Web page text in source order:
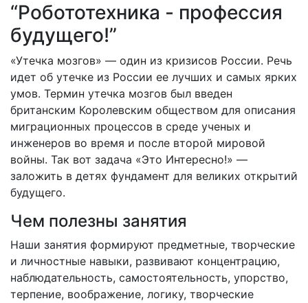
“Робототехника - профессия
будущего!”
«Утечка мозгов» — один из кризисов России. Речь
идет об утечке из России ее лучших и самых ярких
умов. Термин утечка мозгов был введен
британским Королевским обществом для описания
миграционных процессов в среде ученых и
инженеров во время и после второй мировой
войны. Так вот задача «Это Интересно!» —
заложить в детях фундамент для великих открытий
будущего.
Чем полезны занятия
Наши занятия формируют предметные, творческие
и личностные навыки, развивают концентрацию,
наблюдательность, самостоятельность, упорство,
терпение, воображение, логику, творческие